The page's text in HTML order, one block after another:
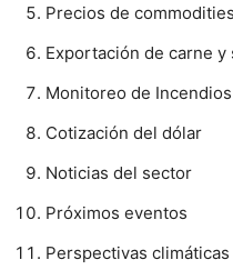
Precios de commodities
Exportación de carne
Monitoreo de
Cotización del dólar
Noticias del sector
Próximos eventos
Perspectivas climáticas